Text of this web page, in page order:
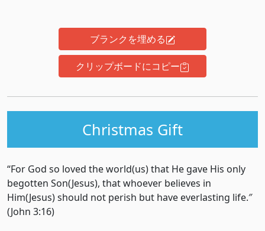
ブランクを埋める
クリップボードにコピー
Christmas Gift
“For God so loved the world(us) that He gave His only
begotten Son(Jesus), that whoever believes in
Him(Jesus) should not perish but have everlasting life.″
(John 3:16)